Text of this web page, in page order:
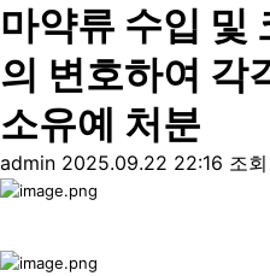
마약류 수입 및
의 변호하여 각
소유예 처분
admin 2025.09.22 22:16 조